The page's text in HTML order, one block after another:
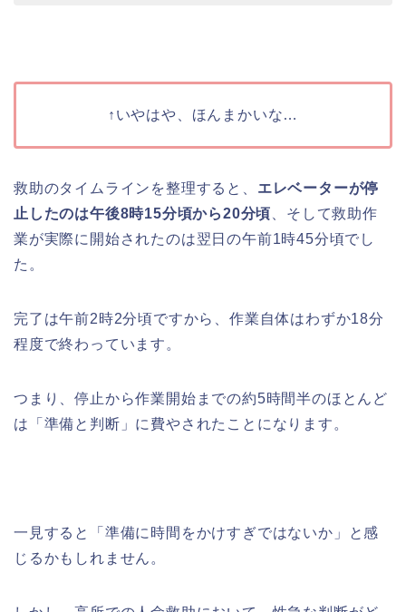
↑いやはや、ほんまかいな…
救助のタイムラインを整理すると、 エレベーターが停
止したのは午後8時15分頃から20分頃 、そして救助作
業が実際に開始されたのは翌日の午前1時45分頃でし
た。
完了は午前2時2分頃ですから、作業自体はわずか18分
程度で終わっています。
つまり、停止から作業開始までの約5時間半のほとんど
は「準備と判断」に費やされたことになります。
一見すると「準備に時間をかけすぎではないか」と感
じるかもしれません。